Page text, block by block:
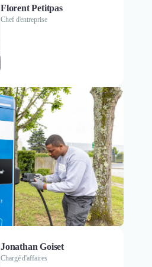
Florent Petitpas
Chef d'entreprise
Jonathan Goiset
Chargé d'affaires